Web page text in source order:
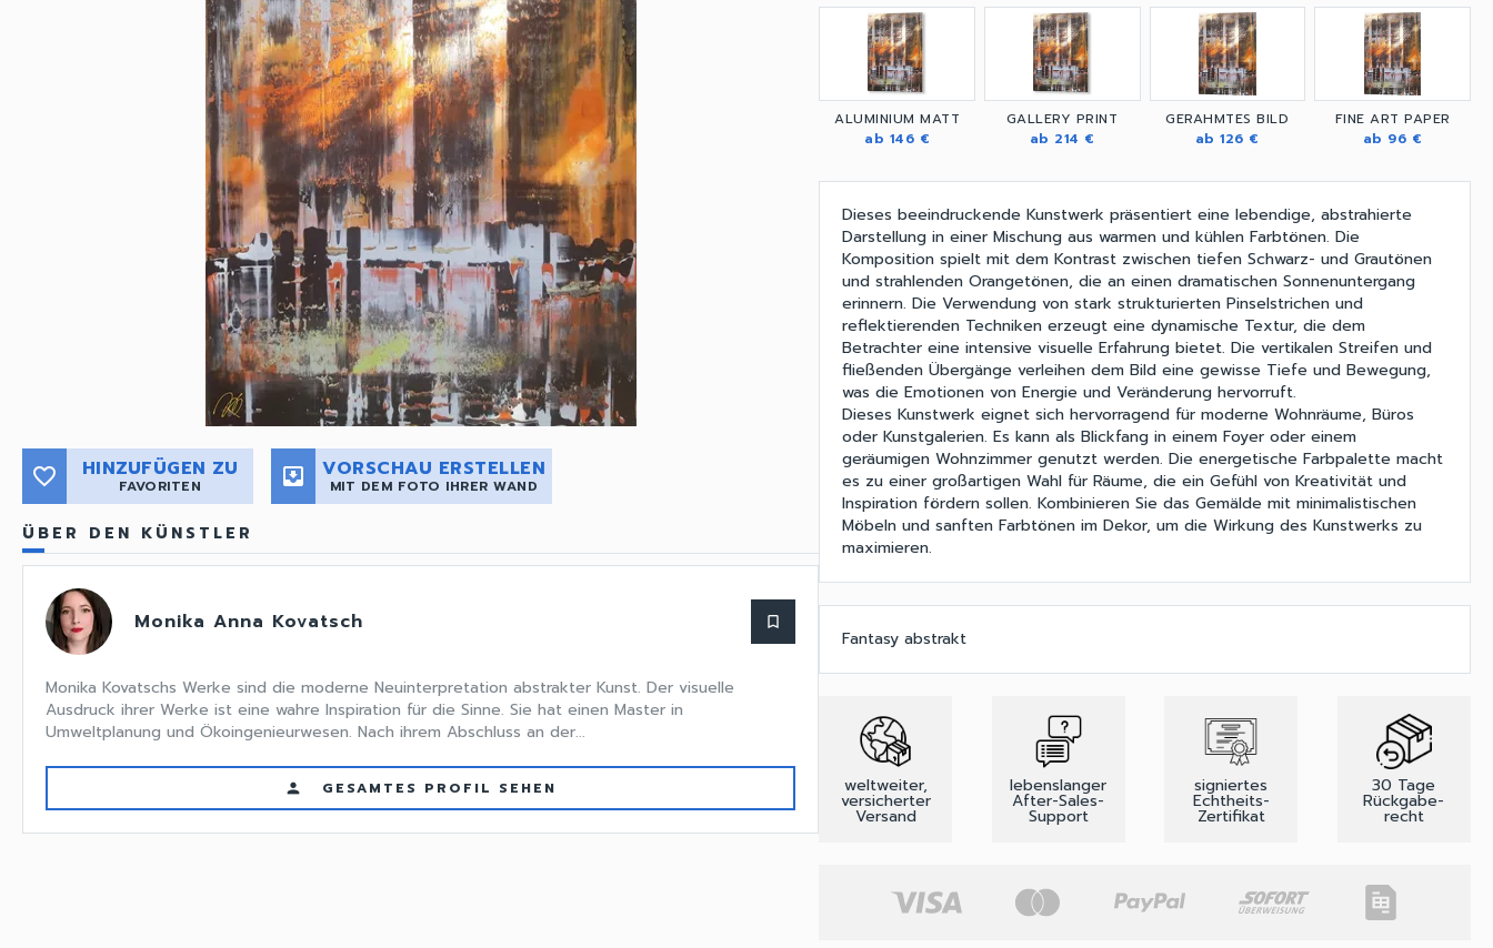
favorite_border HINZUFÜGEN ZU
FAVORITEN move_to_inbox VORSCHAU ERSTELLEN
MIT DEM FOTO IHRER WAND
ÜBER DEN KÜNSTLER
Monika Anna Kovatsch bookmark_border
Monika Kovatschs Werke sind die moderne Neuinterpretation abstrakter Kunst. Der visuelle
Ausdruck ihrer Werke ist eine wahre Inspiration für die Sinne. Sie hat einen Master in
Umweltplanung und Ökoingenieurwesen. Nach ihrem Abschluss an der...
person GESAMTES PROFIL SEHEN
ALUMINIUM MATT
ab 146 €
GALLERY PRINT
ab 214 €
GERAHMTES BILD
ab 126 €
FINE ART PAPER
ab 96 €
Dieses beeindruckende Kunstwerk präsentiert eine lebendige, abstrahierte
Darstellung in einer Mischung aus warmen und kühlen Farbtönen. Die
Komposition spielt mit dem Kontrast zwischen tiefen Schwarz- und Grautönen
und strahlenden Orangetönen, die an einen dramatischen Sonnenuntergang
erinnern. Die Verwendung von stark strukturierten Pinselstrichen und
reflektierenden Techniken erzeugt eine dynamische Textur, die dem
Betrachter eine intensive visuelle Erfahrung bietet. Die vertikalen Streifen und
fließenden Übergänge verleihen dem Bild eine gewisse Tiefe und Bewegung,
was die Emotionen von Energie und Veränderung hervorruft.
Dieses Kunstwerk eignet sich hervorragend für moderne Wohnräume, Büros
oder Kunstgalerien. Es kann als Blickfang in einem Foyer oder einem
geräumigen Wohnzimmer genutzt werden. Die energetische Farbpalette macht
es zu einer großartigen Wahl für Räume, die ein Gefühl von Kreativität und
Inspiration fördern sollen. Kombinieren Sie das Gemälde mit minimalistischen
Möbeln und sanften Farbtönen im Dekor, um die Wirkung des Kunstwerks zu
maximieren.
Fantasy abstrakt
weltweiter,
versicherter
Versand
lebenslanger
After-Sales-
Support
signiertes
Echtheits-
Zertifikat
30 Tage
Rückgabe-
recht